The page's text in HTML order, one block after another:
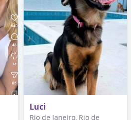
Luci
Rio de Janeiro, Rio de